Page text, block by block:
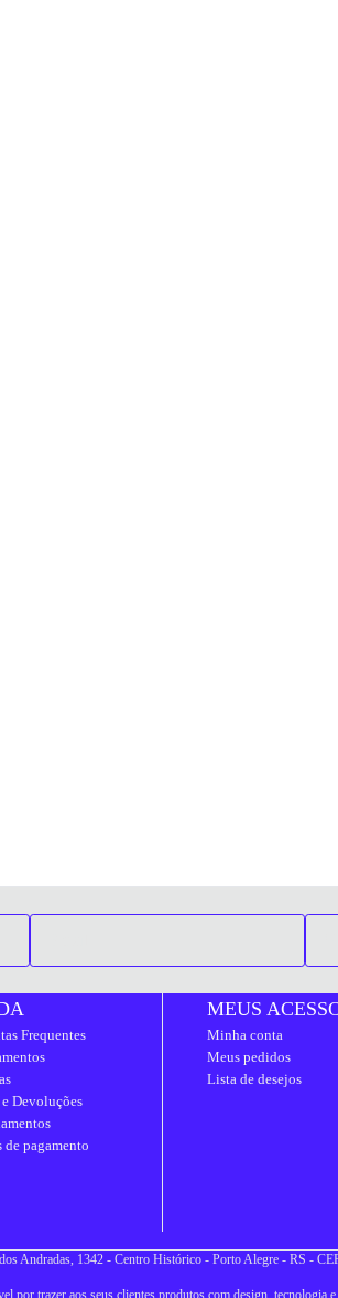
Frequentes
Devoluções
de pagamento
MEUS
Minha conta
Meus pedidos
Lista de desejos
Andradas, 1342 - Centro Histórico - Porto Alegre - RS -
trazer aos seus clientes produtos com design,